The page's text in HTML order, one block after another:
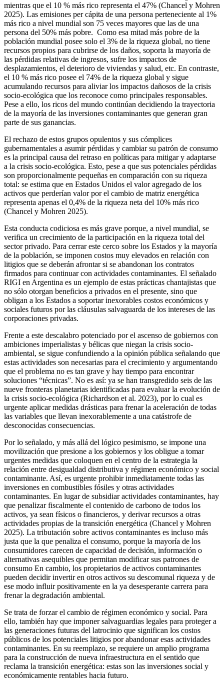
mientras que el 10 % más rico representa el 47% (Chancel y Mohren
2025). Las emisiones per cápita de una persona perteneciente al 1%
más rico a nivel mundial son 75 veces mayores que las de una
persona del 50% más pobre. Como esa mitad más pobre de la
población mundial posee solo el 3% de la riqueza global, no tiene
recursos propios para cubrirse de los daños, soporta la mayoría de
las pérdidas relativas de ingresos, sufre los impactos de
desplazamientos, el deterioro de viviendas y salud, etc. En contraste,
el 10 % más rico posee el 74% de la riqueza global y sigue
acumulando recursos para aliviar los impactos dañosos de la crisis
socio-ecológica que los reconoce como principales responsables.
Pese a ello, los ricos del mundo continúan decidiendo la trayectoria
de la mayoría de las inversiones contaminantes que generan gran
parte de sus ganancias.
El rechazo de estos grupos opulentos y sus cómplices
gubernamentales a asumir pérdidas y cambiar su patrón de consumo
es la principal causa del retraso en políticas para mitigar y adaptarse
a la crisis socio-ecológica. Esto, pese a que sus potenciales pérdidas
son proporcionalmente pequeñas en comparación con su riqueza
total: se estima que en Estados Unidos el valor agregado de los
activos que perderían valor por el cambio de matriz energética
representa apenas el 0,4% de la riqueza neta del 10% más rico
(Chancel y Mohren 2025).
Esta conducta codiciosa es más grave porque, a nivel mundial, se
verifica un crecimiento de la participación en la riqueza total del
sector privado. Para cerrar este cerco sobre los Estados y la mayoría
de la población, se imponen costos muy elevados en relación con
litigios que se deberán afrontar si se abandonan los contratos
firmados para continuar con actividades contaminantes. El señalado
RIGI en Argentina es un ejemplo de estas prácticas chantajistas que
no sólo otorgan beneficios a privados en el presente, sino que
obligan a los Estados a soportar inexorables costos económicos y
sociales futuros por las cláusulas salvaguarda de los intereses de las
corporaciones privadas.
Frente a este descalabro potenciado por el ascenso de gobiernos con
ambiciones imperialistas y bélicas que niegan la crisis socio-
ambiental, se sigue confundiendo a la opinión pública señalando que
estas actividades son necesarias para el crecimiento y argumentando
que el problema no es tan grave y hay tiempo para encontrar
soluciones “técnicas”. No es así: ya se han transgredido seis de las
nueve fronteras planetarias identificadas para evaluar la evolución de
la crisis socio-ecológica (Richardson et al. 2023), por lo cual es
urgente aplicar medidas drásticas para frenar la aceleración de todas
las variables que llevan inexorablemente a una catástrofe de
desconocidas consecuencias.
Por lo señalado, y más allá del lógico pesimismo, se impone una
movilización que presione a los gobiernos y los obligue a tomar
urgentes medidas que coloquen en el centro de la estrategia la
relación entre desigualdad distributiva y régimen económico y social
contaminante. Así, es urgente prohibir inmediatamente todas las
inversiones en combustibles fósiles y otras actividades
contaminantes. En lugar de subsidiar actividades contaminantes, hay
que penalizar fiscalmente el contenido de carbono de todos los
activos, ya sean físicos o financieros, y derivar recursos a otras
actividades propias de la transición energética (Chancel y Mohren
2025). La tributación sobre activos contaminantes es incluso más
justa que la que penaliza el consumo, porque la mayoría de los
consumidores carecen de capacidad de decisión, información o
alternativas asequibles que permitan modificar sus patrones de
consumo En cambio, los propietarios de activos contaminantes
pueden decidir invertir en otros activos su descomunal riqueza y de
ese modo influir positivamente en la ya desesperante carrera para
frenar la degradación ambiental.
Se trata de forzar el cambio de régimen económico y social. Para
ello, también hay que imponer salvaguardias legales para proteger a
las generaciones futuras del latrocinio que significan los costos
públicos de los potenciales litigios por abandonar esas actividades
contaminantes. En su reemplazo, se requiere un amplio programa
para la construcción de nueva infraestructura en el sentido que
reclama la transición energética: estas son las inversiones social y
económicamente rentables hacia futuro.